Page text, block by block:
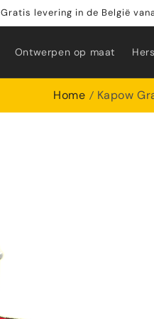
Gratis levering in de België
Ontwerpen op maat
Home Kapow